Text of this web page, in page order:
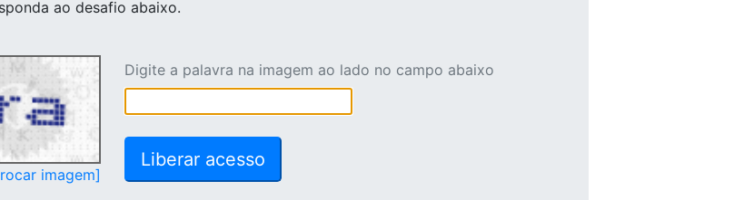
ao desafio abaixo.
imagem]
Digite a palavra na imagem ao lado no campo abaixo